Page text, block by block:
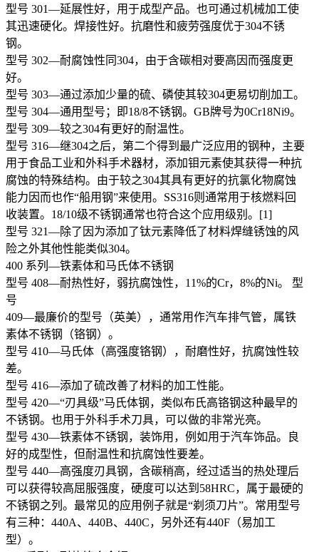
型号 301—延展性好，用于成型产品。也可通过机械加工使
其迅速硬化。焊接性好。抗磨性和疲劳强度优于304不锈
钢。
型号 302—耐腐蚀性同304，由于含碳相对要高因而强度更
好。
型号 303—通过添加少量的硫、磷使其较304更易切削加工。
型号 304—通用型号；即18/8不锈钢。GB牌号为0Cr18Ni9。
型号 309—较之304有更好的耐温性。
型号 316—继304之后，第二个得到最广泛应用的钢种，主要
用于食品工业和外科手术器材，添加钼元素使其获得一种抗
腐蚀的特殊结构。由于较之304其具有更好的抗氯化物腐蚀
能力因而也作“船用钢”来使用。SS316则通常用于核燃料回
收装置。18/10级不锈钢通常也符合这个应用级别。[1]
型号 321—除了因为添加了钛元素降低了材料焊缝锈蚀的风
险之外其他性能类似304。
400 系列—铁素体和马氏体不锈钢
型号 408—耐热性好，弱抗腐蚀性，11%的Cr，8%的Ni。 型
号
409—最廉价的型号（英美），通常用作汽车排气管，属铁
素体不锈钢（铬钢）。
型号 410—马氏体（高强度铬钢），耐磨性好，抗腐蚀性较
差。
型号 416—添加了硫改善了材料的加工性能。
型号 420—“刃具级”马氏体钢，类似布氏高铬钢这种最早的
不锈钢。也用于外科手术刀具，可以做的非常光亮。
型号 430—铁素体不锈钢，装饰用，例如用于汽车饰品。良
好的成型性，但耐温性和抗腐蚀性要差。
型号 440—高强度刃具钢，含碳稍高，经过适当的热处理后
可以获得较高屈服强度，硬度可以达到58HRC，属于最硬的
不锈钢之列。最常见的应用例子就是“剃须刀片”。常用型号
有三种：440A、440B、440C，另外还有440F（易加工
型）。